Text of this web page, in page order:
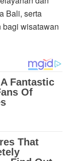
Bali, serta
wisatawan